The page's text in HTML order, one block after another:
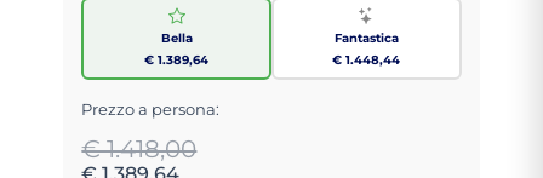
Bella
€ 1.389,64
Fantastica
€ 1.448,44
Prezzo a persona:
€ 1.418,00
€ 1.389,64